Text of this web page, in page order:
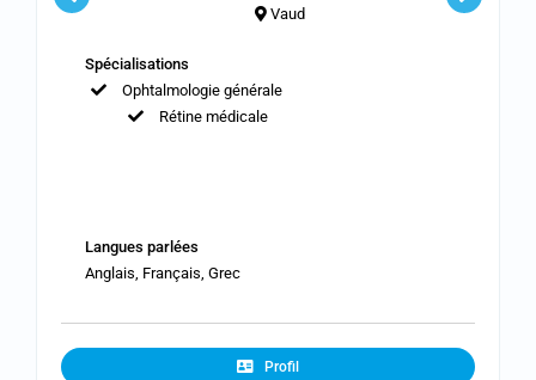
Vaud
Spécialisations
Ophtalmologie générale
Rétine médicale
Langues parlées
Anglais, Français, Grec
Profil